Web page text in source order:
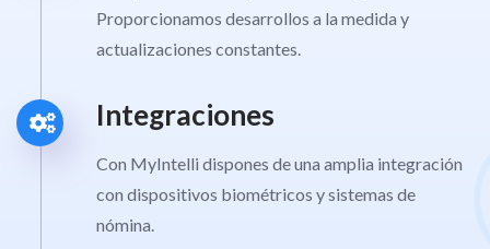
Proporcionamos desarrollos a la medida y
actualizaciones constantes.
Integraciones
Con MyIntelli dispones de una amplia integración
con dispositivos biométricos y sistemas de
nómina.